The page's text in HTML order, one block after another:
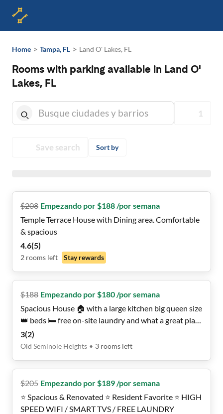
Home > Tampa, FL > Land O' Lakes, FL
Rooms with parking available in Land O'
Lakes, FL
1
Save search Sort by
$208 Empezando por $188 /por semana
Temple Terrace House with Dining area. Comfortable
& spacious
4.6(5)
2 rooms left Stay rewards
$188 Empezando por $180 /por semana
Spacious House 🏠 with a large kitchen big queen size
👑 beds 🛏️ free on-site laundry and what a great place
to call home!
3(2)
Old Seminole Heights • 3 rooms left
$205 Empezando por $189 /por semana
⭐ Spacious & Renovated ⭐ Resident Favorite ⭐ HIGH
SPEED WIFI / SMART TVS / FREE LAUNDRY